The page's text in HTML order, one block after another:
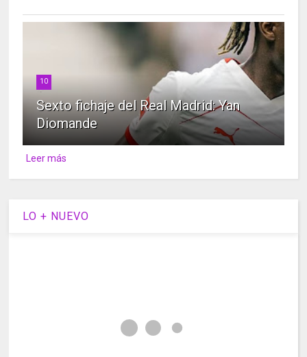
10
Sexto fichaje del Real Madrid: Yan
Diomande
Leer más
LO + NUEVO